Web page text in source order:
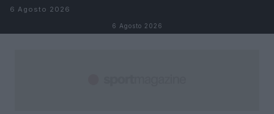
Salta al contenuto
6 Agosto 2026
6 Agosto 2026